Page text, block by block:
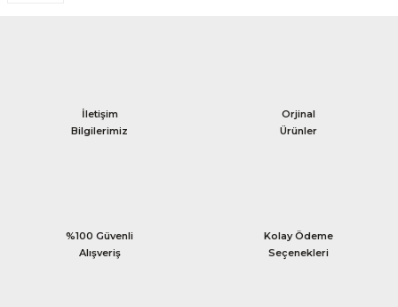
İletişim
Bilgilerimiz
Orjinal
Ürünler
%100 Güvenli
Alışveriş
Kolay Ödeme
Seçenekleri